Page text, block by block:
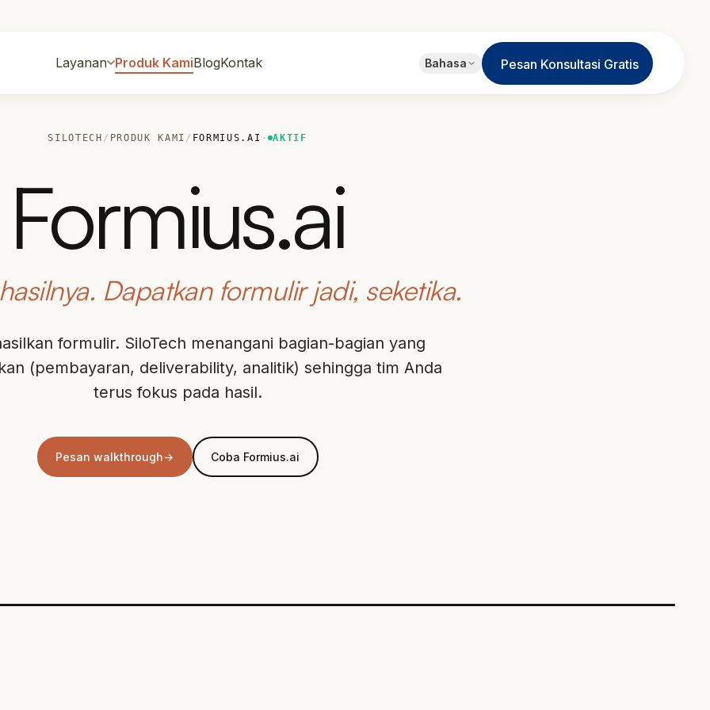
Layanan Produk KamiBlogKontak Bahasa
English
Pesan Konsultasi Gratis
SILOTECH / PRODUK KAMI / FORMIUS.AI · AKTIF
Formius.ai
Dapatkan formulir jadi, seketika.
formulir. SiloTech menangani bagian-bagian yang
(pembayaran, deliverability, analitik) sehingga tim Anda
terus fokus pada hasil.
Pesan walkthrough→ Coba Formius.ai